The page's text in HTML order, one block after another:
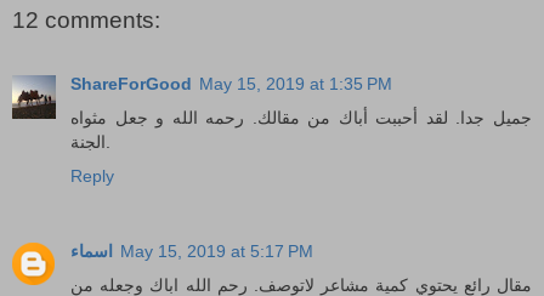
12 comments:
ShareForGood May 15, 2019 at 1:35 PM
جميل جدا. لقد أحببت أباك من مقالك. رحمه الله و جعل مثواه
Reply
اسماء
May 15, 2019 at 5:17 PM
مقال رائع يحتوي كمية مشاعر لاتوصف. رحم الله اباك وجعله من